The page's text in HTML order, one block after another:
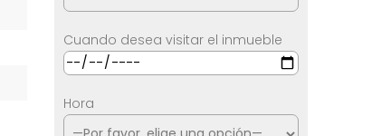
Cuando desea visitar el inmueble
Hora